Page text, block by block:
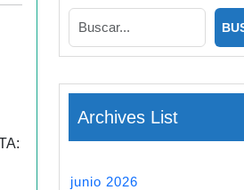
Archives List
junio 2026